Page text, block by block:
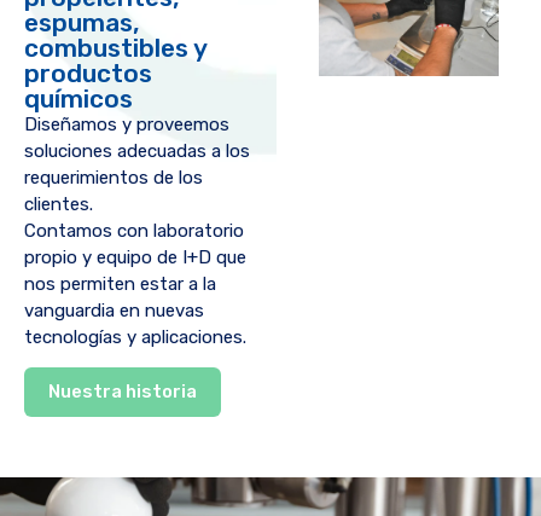
espumas,
combustibles y
productos
químicos
Diseñamos y proveemos
soluciones adecuadas a los
requerimientos de los
clientes.
Contamos con laboratorio
propio y equipo de I+D que
nos permiten estar a la
vanguardia en nuevas
tecnologías y aplicaciones.
Nuestra historia